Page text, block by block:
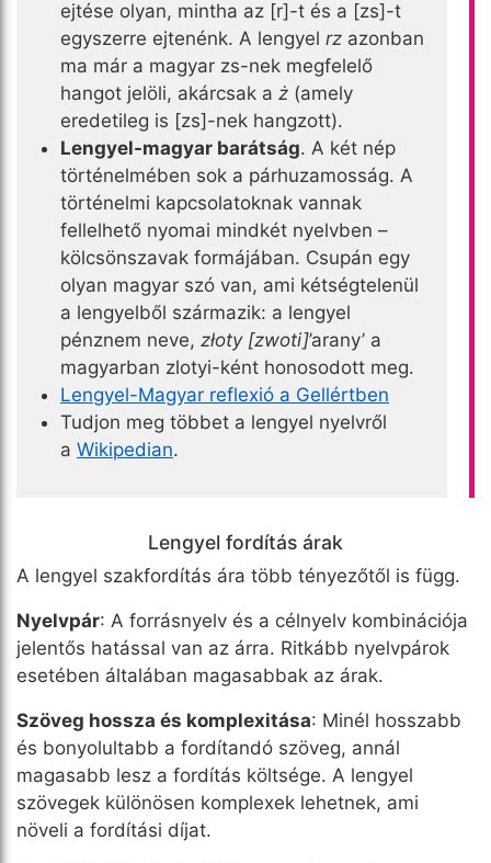
ejtése olyan, mintha az [r]-t és a [zs]-t
egyszerre ejtenénk. A lengyel rz azonban
ma már a magyar zs-nek megfelelő
hangot jelöli, akárcsak a ż (amely
eredetileg is [zs]-nek hangzott).
Lengyel-magyar barátság. A két nép
történelmében sok a párhuzamosság. A
történelmi kapcsolatoknak vannak
fellelhető nyomai mindkét nyelvben –
kölcsönszavak formájában. Csupán egy
olyan magyar szó van, ami kétségtelenül
a lengyelből származik: a lengyel
pénznem neve, złoty [zwoti]’arany’ a
magyarban zlotyi-ként honosodott meg.
Lengyel-Magyar reflexió a Gellértben
Tudjon meg többet a lengyel nyelvről
a Wikipedian.
Lengyel fordítás árak
A lengyel szakfordítás ára több tényezőtől is függ.
Nyelvpár: A forrásnyelv és a célnyelv kombinációja
jelentős hatással van az árra. Ritkább nyelvpárok
esetében általában magasabbak az árak.
Szöveg hossza és komplexitása: Minél hosszabb
és bonyolultabb a fordítandó szöveg, annál
magasabb lesz a fordítás költsége. A lengyel
szövegek különösen komplexek lehetnek, ami
növeli a fordítási díjat.